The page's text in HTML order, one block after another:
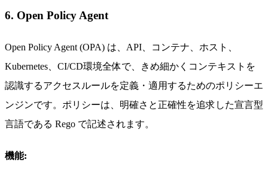
6. Open Policy Agent
Open Policy Agent (OPA) は、API、コンテナ、ホスト、
Kubernetes、CI/CD環境全体で、きめ細かくコンテキストを
認識するアクセスルールを定義・適用するためのポリシーエ
ンジンです。ポリシーは、明確さと正確性を追求した宣言型
言語である Rego で記述されます。
機能: